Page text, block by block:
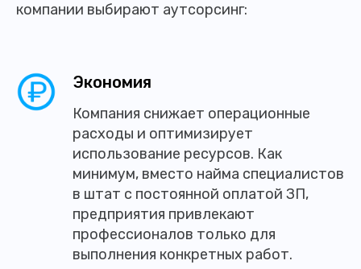
компании выбирают аутсорсинг:
Экономия
Компания снижает операционные
расходы и оптимизирует
использование ресурсов. Как
минимум, вместо найма специалистов
в штат с постоянной оплатой ЗП,
предприятия привлекают
профессионалов только для
выполнения конкретных работ.